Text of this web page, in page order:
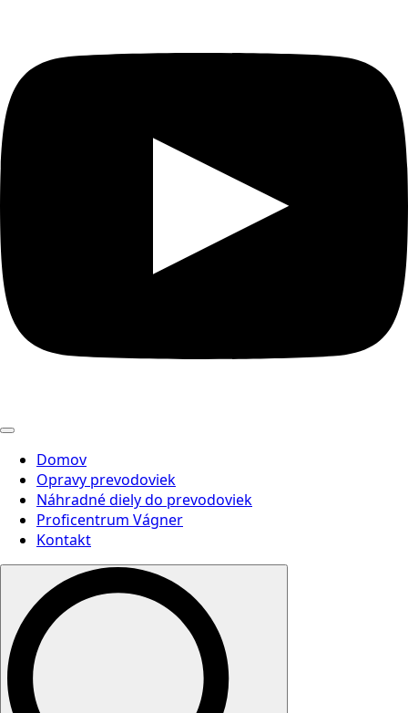
Domov
Opravy prevodoviek
Náhradné diely do prevodoviek
Proficentrum Vágner
Kontakt